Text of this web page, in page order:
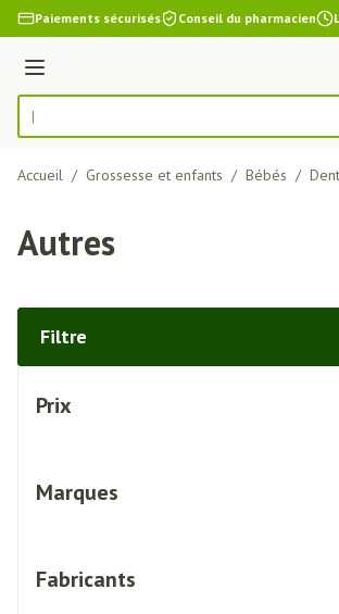
Aller au contenu
Paiements sécurisés Conseil du pharmacien
Menu
Rechercher
Accueil / Grossesse et enfants / Bébés /
Autres
Filtre
Prix
Marques
Fabricants